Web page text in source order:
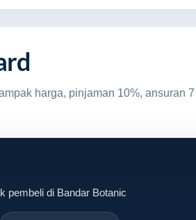
harga, pinjaman 10%, ansuran
pembeli di Bandar Botanic